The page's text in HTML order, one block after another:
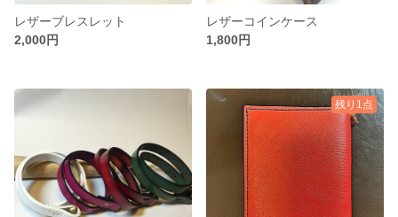
レザーブレスレット
2,000円
レザーコインケース
1,800円
残り1点